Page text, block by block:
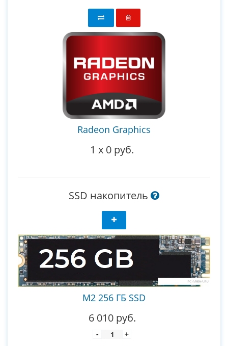
Radeon Graphics
1 x 0 руб.
SSD накопитель
M2 256 ГБ SSD
6 010 руб.
- +